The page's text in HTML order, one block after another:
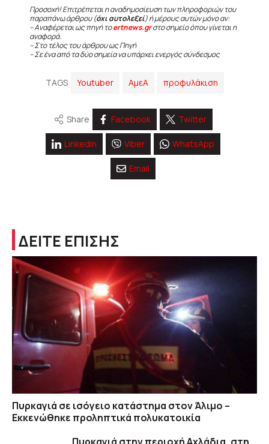
Προσοχή! Επιτρέπεται η αναδημοσίευση των πληροφοριών του
παραπάνω άρθρου (όχι αυτολεξεί) ή μέρους αυτών μόνο αν:
– Αναφέρεται ως πηγή τοertnews.grστο σημείο όπου γίνεται η
αναφορά.
– Στο τέλος του άρθρου ως Πηγή
– Σε ένα από τα δύο σημεία να υπάρχει ενεργός σύνδεσμος
TAGS Youtuber ΑμεΑ προφυλάκιση
Share Facebook Twitter
Linkedin Viber WhatsApp
Email
ΔΕΙΤΕ ΕΠΙΣΗΣ
Πυρκαγιά σε ισόγειο κατάστημα στον Άλιμο –
Εκκενώθηκε προληπτικά πολυκατοικία